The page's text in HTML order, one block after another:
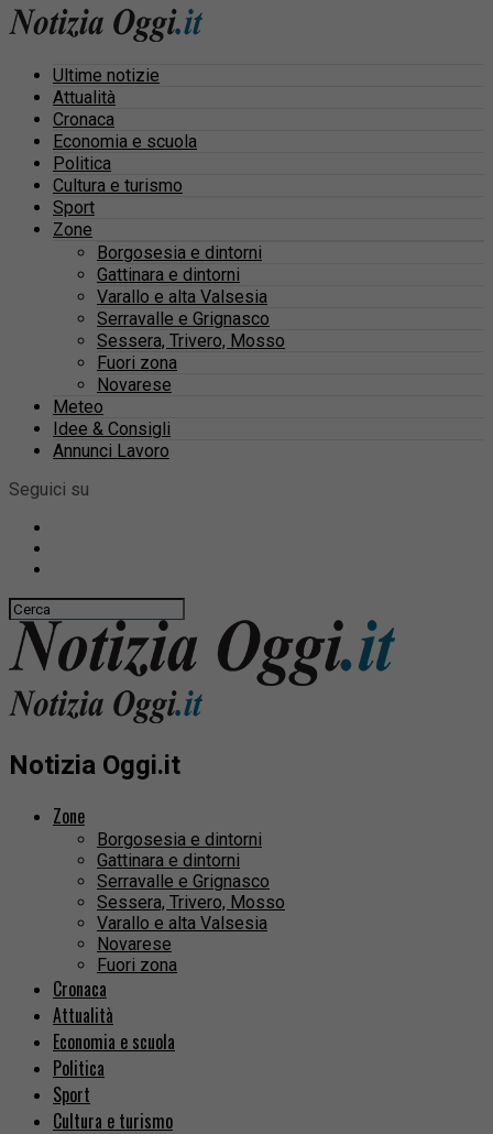
Ultime notizie
Attualità
Cronaca
Economia e scuola
Politica
Cultura e turismo
Sport
Zone
Borgosesia e dintorni
Gattinara e dintorni
Varallo e alta Valsesia
Serravalle e Grignasco
Sessera, Trivero, Mosso
Fuori zona
Novarese
Meteo
Idee & Consigli
Annunci Lavoro
Seguici su
Notizia Oggi.it
Zone
Borgosesia e dintorni
Gattinara e dintorni
Serravalle e Grignasco
Sessera, Trivero, Mosso
Varallo e alta Valsesia
Novarese
Fuori zona
Cronaca
Attualità
Economia e scuola
Politica
Sport
Cultura e turismo